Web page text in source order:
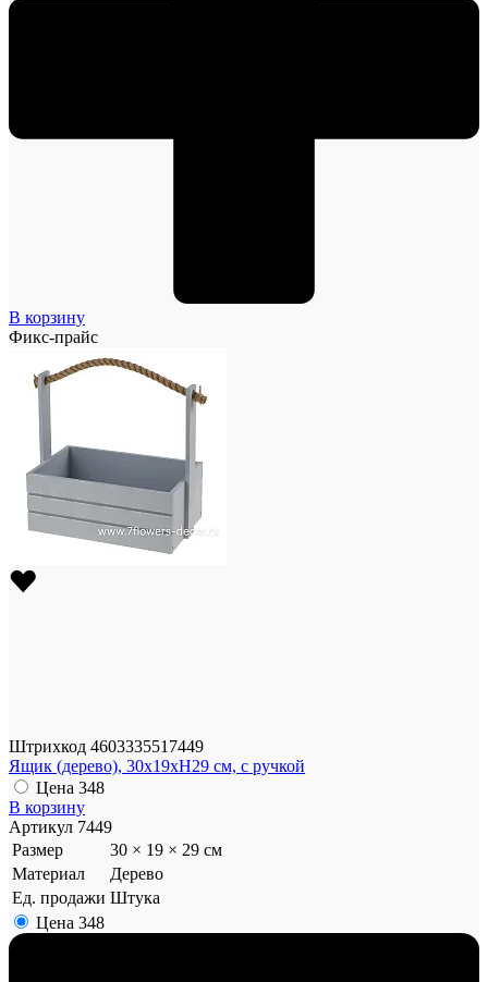
В корзину
Фикс-прайс
Штрихкод 4603335517449
Ящик (дерево), 30x19xH29 см, с ручкой
Цена 348
В корзину
Артикул 7449
Размер
30 × 19 × 29 см
Материал
Дерево
Ед. продажи Штука
Цена 348